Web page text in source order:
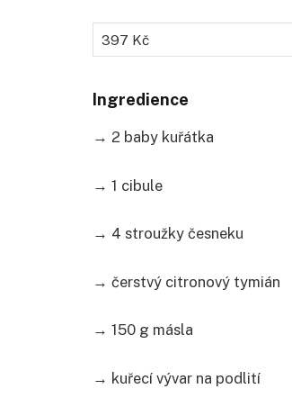
397 Kč
Ingredience
→ 2 baby kuřátka
→ 1 cibule
→ 4 stroužky česneku
→ čerstvý citronový tymián
→ 150 g másla
→ kuřecí vývar na podlití